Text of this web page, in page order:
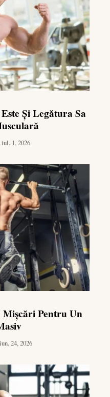
Și Legătura Sa
iul. 1, 2026
Mișcări Pentru Un
iun. 24, 2026